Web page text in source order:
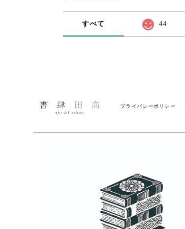
すべて 44
プライバシーポリシー